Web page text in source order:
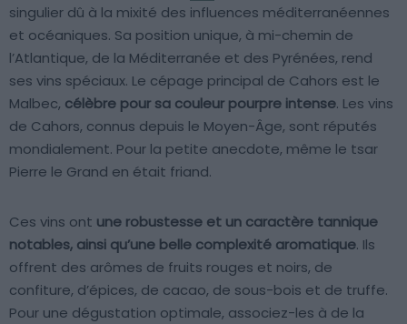
singulier dû à la mixité des influences méditerranéennes
et océaniques. Sa position unique, à mi-chemin de
l’Atlantique, de la Méditerranée et des Pyrénées, rend
ses vins spéciaux. Le cépage principal de Cahors est le
Malbec, célèbre pour sa couleur pourpre intense. Les vins
de Cahors, connus depuis le Moyen-Âge, sont réputés
mondialement. Pour la petite anecdote, même le tsar
Pierre le Grand en était friand.
Ces vins ont une robustesse et un caractère tannique
notables, ainsi qu’une belle complexité aromatique. Ils
offrent des arômes de fruits rouges et noirs, de
confiture, d’épices, de cacao, de sous-bois et de truffe.
Pour une dégustation optimale, associez-les à de la